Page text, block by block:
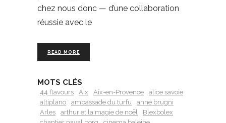
chez nous donc — d’une collaboration
réussie avec le
READ MORE
MOTS CLÉS
44 flavours Aix Aix-en-Provence
alice savoie
altiplano
ambassade du turfu
anne brugni
Arles
arthur et la magie de noël
Blexbolex